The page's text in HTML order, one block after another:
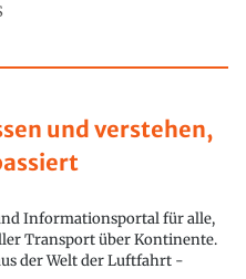
und verstehen,
Informationsportal für alle,
Transport über Kontinente.
der Welt der Luftfahrt -